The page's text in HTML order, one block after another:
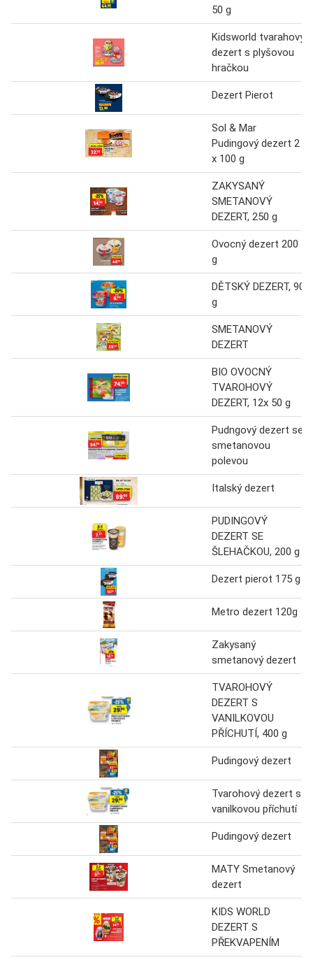
50 g
Kidsworld tvarahový
dezert s plyšovou
hračkou
Dezert Pierot
Sol & Mar
Pudingový dezert 2
x 100 g
ZAKYSANÝ
SMETANOVÝ
DEZERT, 250 g
Ovocný dezert 200
g
DĚTSKÝ DEZERT, 90
g
SMETANOVÝ
DEZERT
BIO OVOCNÝ
TVAROHOVÝ
DEZERT, 12x 50 g
Pudngový dezert se
smetanovou
polevou
Italský dezert
PUDINGOVÝ
DEZERT SE
ŠLEHAČKOU, 200 g
Dezert pierot 175 g
Metro dezert 120g
Zakysaný
smetanový dezert
TVAROHOVÝ
DEZERT S
VANILKOVOU
PŘÍCHUTÍ, 400 g
Pudingový dezert
Tvarohový dezert s
vanilkovou příchutí
Pudingový dezert
MATY Smetanový
dezert
KIDS WORLD
DEZERT S
PŘEKVAPENÍM